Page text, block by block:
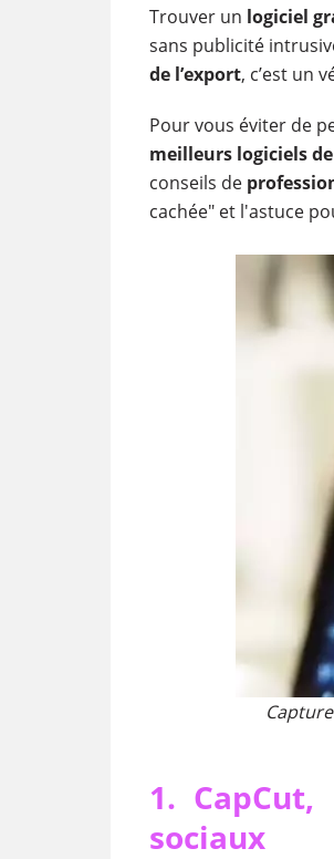
Trouver un logiciel
sans publicité
de l’export, c’est un
Pour vous éviter de
meilleurs logiciels
conseils de
cachée" et l'astuce
1.
sociaux